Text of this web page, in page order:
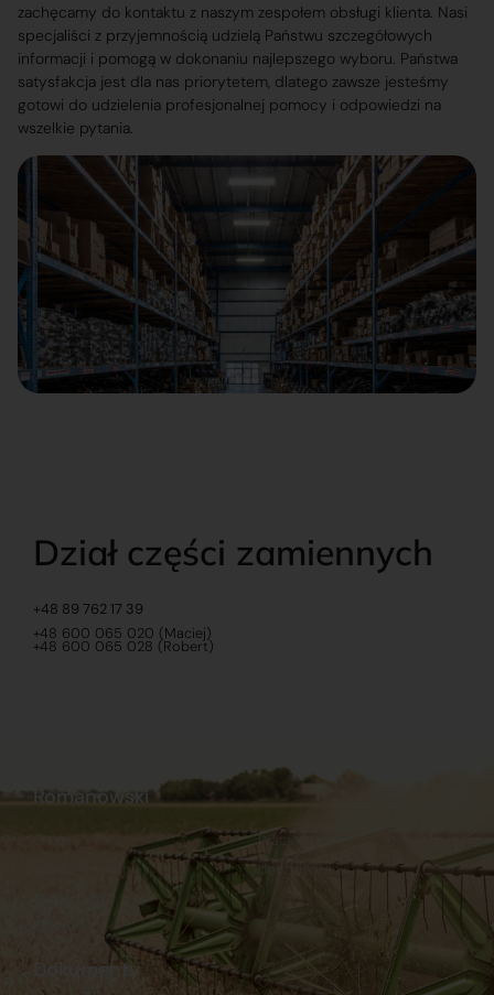
zachęcamy do kontaktu z naszym zespołem obsługi klienta. Nasi
specjaliści z przyjemnością udzielą Państwu szczegółowych
informacji i pomogą w dokonaniu najlepszego wyboru. Państwa
satysfakcja jest dla nas priorytetem, dlatego zawsze jesteśmy
gotowi do udzielenia profesjonalnej pomocy i odpowiedzi na
wszelkie pytania.
Dział części zamiennych
+48 89 762 17 39
+48 600 065 020 (Maciej)
+48 600 065 028 (Robert)
Dokumenty
Romanowski
Sklep internetowy
Praca
Ubezpieczenia